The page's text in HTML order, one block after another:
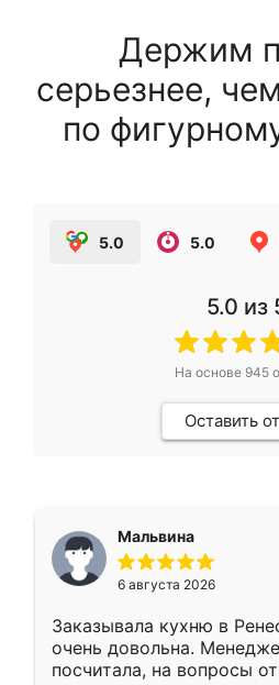
Держим
серьезнее,
по
5.0 5.0
5.0 из
На основе 945
Оставить
Мальвина
6 августа 2026
Заказывала кухню в
очень довольна.
посчитала, на вопросы